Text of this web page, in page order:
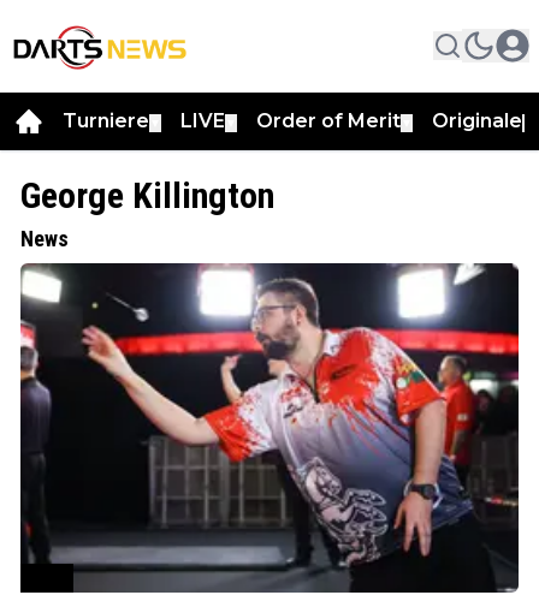
Turniere LIVE Order of Merit Originale
George Killington
News